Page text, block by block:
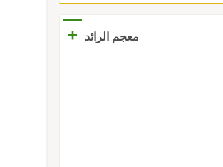
معجم الرائد +